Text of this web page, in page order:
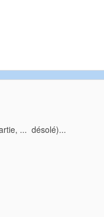
... désolé)...